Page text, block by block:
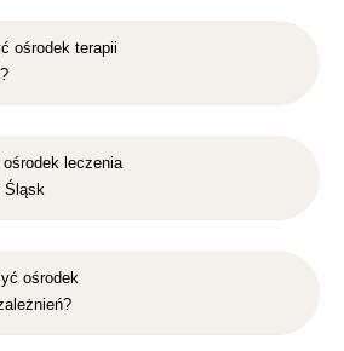
ośrodek terapii
leczenia
Śląsk
ośrodek